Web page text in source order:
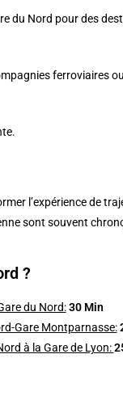
du Nord pour des
ferroviaires
l’expérience de
sont souvent
?
du Nord: 30 Min
Gare Montparnasse:
à la Gare de Lyon: